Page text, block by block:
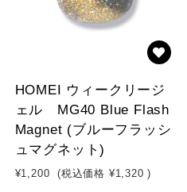
HOMEI ウィークリージ
ェル MG40 Blue Flash
Magnet (ブルーフラッシ
ュマグネット)
¥1,200 (税込価格 ¥1,320 )